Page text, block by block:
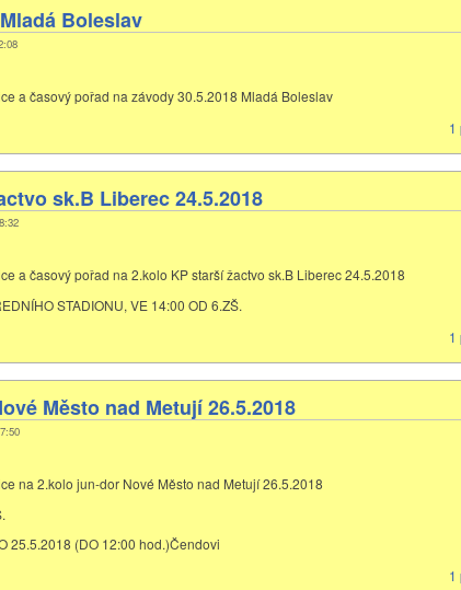
Boleslav
a časový pořad na závody 30.5.2018 Mladá Boleslav
1
sk.B Liberec 24.5.2018
a časový pořad na 2.kolo KP starší žactvo sk.B Liberec 24.5.2018
STADIONU, VE 14:00 OD 6.ZŠ.
1
Město nad Metují 26.5.2018
na 2.kolo jun-dor Nové Město nad Metují 26.5.2018
25.5.2018 (DO 12:00 hod.)Čendovi
1